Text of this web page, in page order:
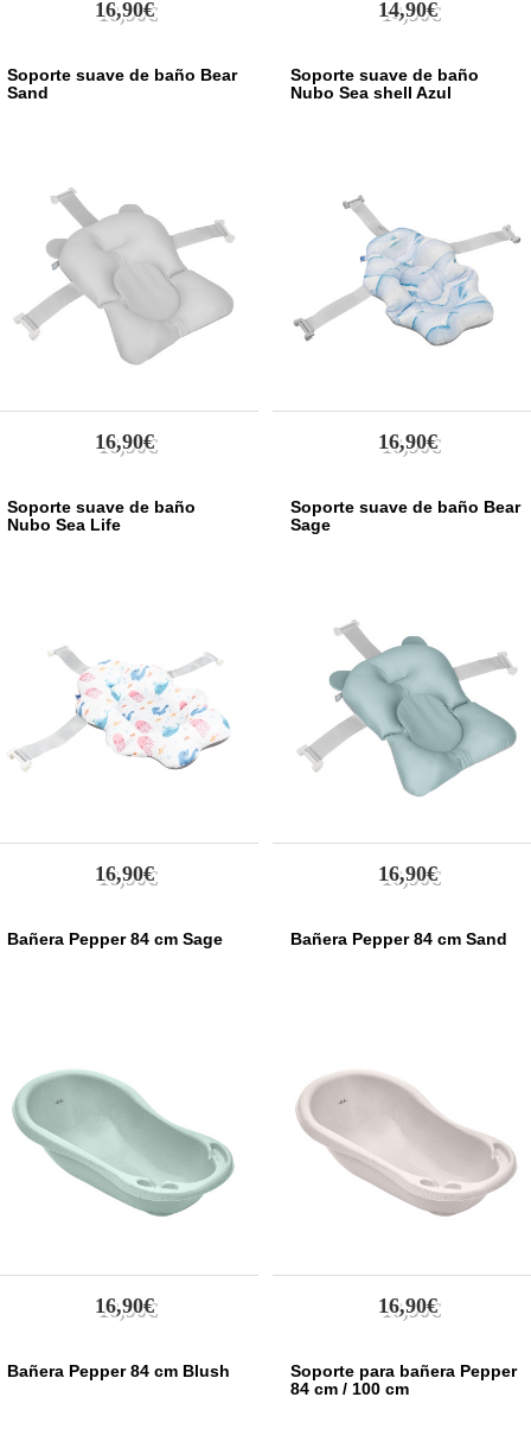
16,90€ 14,90€
Soporte suave de baño Bear
Sand
16,90€
Soporte suave de baño
Nubo Sea shell Azul
16,90€
Soporte suave de baño
Nubo Sea Life
16,90€
Soporte suave de baño Bear
Sage
16,90€
Bañera Pepper 84 cm Sage
16,90€
Bañera Pepper 84 cm Sand
16,90€
Bañera Pepper 84 cm Blush
Soporte para bañera Pepper
84 cm / 100 cm